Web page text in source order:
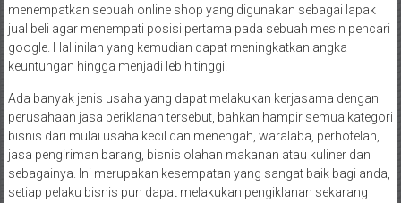
menempatkan sebuah online shop yang digunakan sebagai lapak
jual beli agar menempati posisi pertama pada sebuah mesin pencari
google. Hal inilah yang kemudian dapat meningkatkan angka
keuntungan hingga menjadi lebih tinggi.
Ada banyak jenis usaha yang dapat melakukan kerjasama dengan
perusahaan jasa periklanan tersebut, bahkan hampir semua kategori
bisnis dari mulai usaha kecil dan menengah, waralaba, perhotelan,
jasa pengiriman barang, bisnis olahan makanan atau kuliner dan
sebagainya. Ini merupakan kesempatan yang sangat baik bagi anda,
setiap pelaku bisnis pun dapat melakukan pengiklanan sekarang